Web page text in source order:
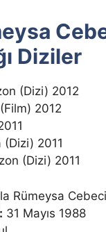
Diziler
(Dizi) 2012
2012
(Dizi) 2011
(Dizi) 2011
Rümeysa Cebeci
31 Mayıs 1988